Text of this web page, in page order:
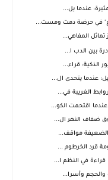
عندما يل...
في حرضة دمت ومست...
تماثل المفاهي...
بين الدب ا...
الذكية: قراء...
عندما يتحدى ال...
الغريبة في...
اقتحمت الكو...
ضفاف النهر ال...
الضعيفة مواقف...
قرد الخرطوم ...
قراءة في النظم ا...
والحجم وأسرا...